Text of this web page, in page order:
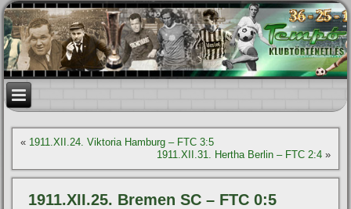
« 1911.XII.24. Viktoria Hamburg – FTC 3:5
1911.XII.31. Hertha Berlin – FTC 2:4»
1911.XII.25. Bremen SC – FTC 0:5